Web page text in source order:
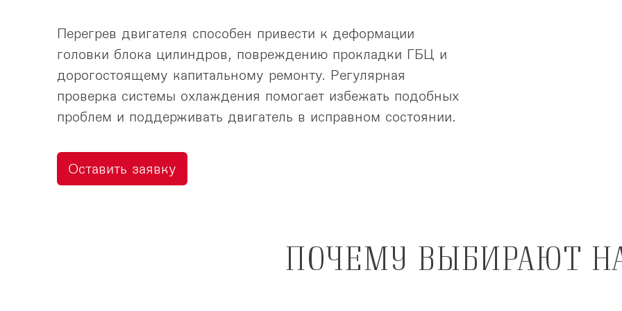
Перегрев двигателя способен привести к деформации
головки блока цилиндров, повреждению прокладки ГБЦ и
дорогостоящему капитальному ремонту. Регулярная
проверка системы охлаждения помогает избежать подобных
проблем и поддерживать двигатель в исправном состоянии.
Оставить заявку
ПОЧЕМУ ВЫБИРАЮТ